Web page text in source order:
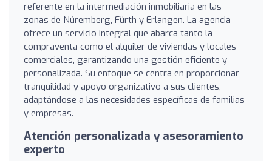
referente en la intermediación inmobiliaria en las
zonas de Núremberg, Fürth y Erlangen. La agencia
ofrece un servicio integral que abarca tanto la
compraventa como el alquiler de viviendas y locales
comerciales, garantizando una gestión eficiente y
personalizada. Su enfoque se centra en proporcionar
tranquilidad y apoyo organizativo a sus clientes,
adaptándose a las necesidades específicas de familias
y empresas.
Atención personalizada y asesoramiento
experto